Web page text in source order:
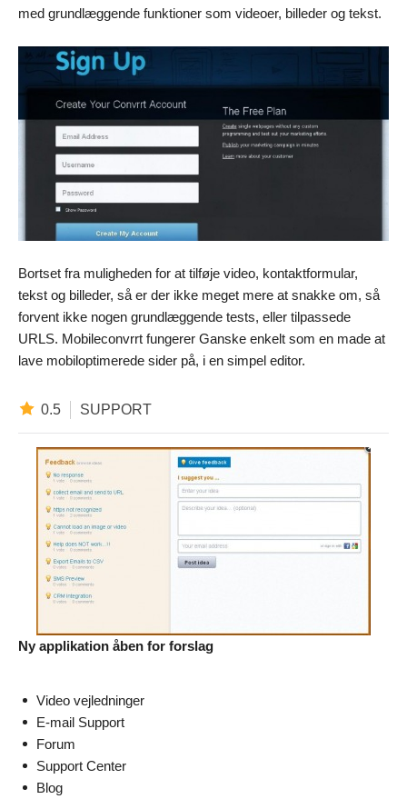
med grundlæggende funktioner som videoer, billeder og tekst.
Bortset fra muligheden for at tilføje video, kontaktformular,
tekst og billeder, så er der ikke meget mere at snakke om, så
forvent ikke nogen grundlæggende tests, eller tilpassede
URLS. Mobileconvrrt fungerer Ganske enkelt som en made at
lave mobiloptimerede sider på, i en simpel editor.
0.5 SUPPORT
Ny applikation åben for forslag
Video vejledninger
E-mail Support
Forum
Support Center
Blog